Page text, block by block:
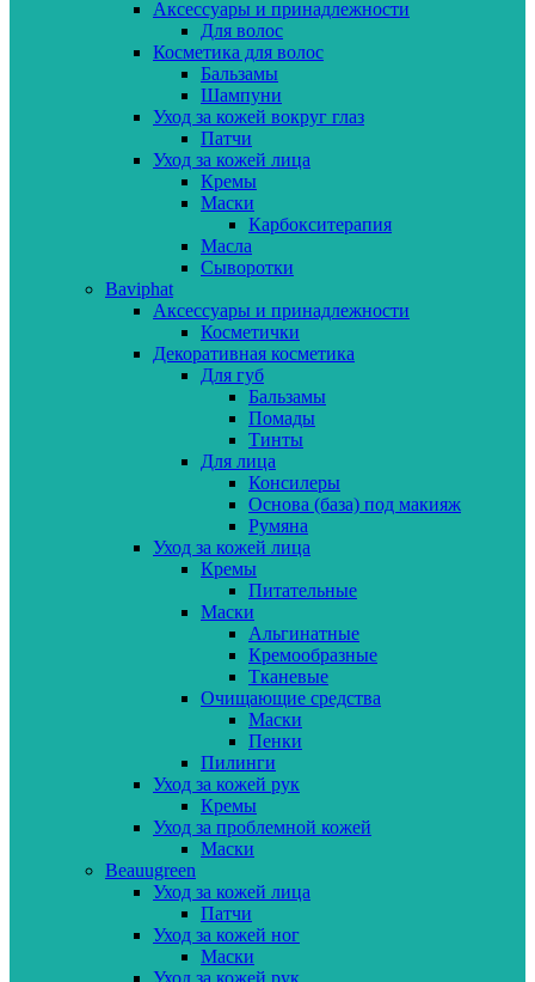
Аксессуары и принадлежности
Для волос
Косметика для волос
Бальзамы
Шампуни
Уход за кожей вокруг глаз
Патчи
Уход за кожей лица
Кремы
Маски
Карбокситерапия
Масла
Сыворотки
Baviphat
Аксессуары и принадлежности
Косметички
Декоративная косметика
Для губ
Бальзамы
Помады
Тинты
Для лица
Консилеры
Основа (база) под макияж
Румяна
Уход за кожей лица
Кремы
Питательные
Маски
Альгинатные
Кремообразные
Тканевые
Очищающие средства
Маски
Пенки
Пилинги
Уход за кожей рук
Кремы
Уход за проблемной кожей
Маски
Beauugreen
Уход за кожей лица
Патчи
Уход за кожей ног
Маски
Уход за кожей рук